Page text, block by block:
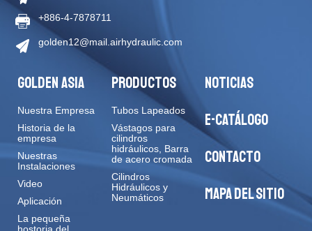
+886-4-7878711
golden12@mail.airhydraulic.com
GOLDEN ASIA
Nuestra Empresa
Historia de la
empresa
Nuestras
Instalaciones
Video
Aplicación
La pequeña
PRODUCTOS
Tubos Lapeados
Vástagos para
cilindros
hidráulicos, Barra
de acero cromada
Cilindros
Hidráulicos y
Neumáticos
NOTICIAS
E-CATÁLOGO
CONTACTO
MAPA DEL SITIO